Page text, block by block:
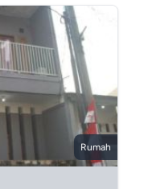
Rumah